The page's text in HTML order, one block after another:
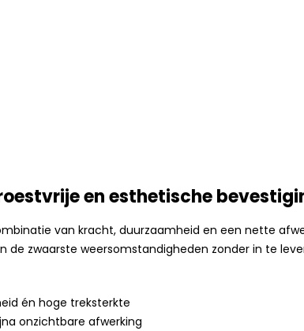
en esthetische
van kracht, duurzaamheid en een nette
de zwaarste weersomstandigheden zonder in te
én hoge treksterkte
onzichtbare afwerking